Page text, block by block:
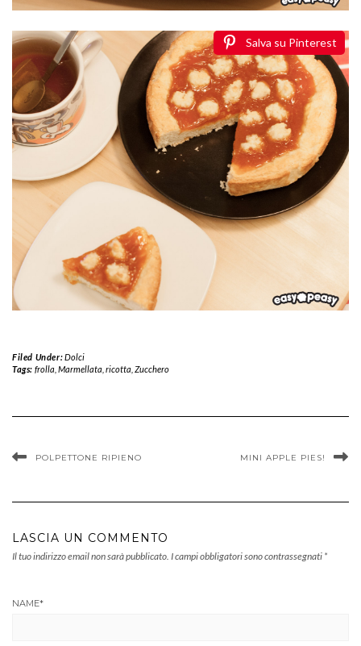
Salva su Pinterest
Filed Under:Dolci
Tags: frolla Marmellata ricotta Zucchero
POLPETTONE RIPIENO MINI APPLE PIES!
LASCIA UN COMMENTO
Il tuo indirizzo email non sarà pubblicato. I campi obbligatori sono contrassegnati *
NAME*